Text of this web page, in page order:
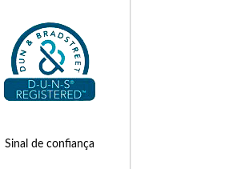
Sinal de confiança